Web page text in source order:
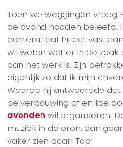
Toen we weggingen vroeg
de avond hadden beleefd.
achteraf dat hij dat vast
wil weten wat er in de zaak
aan het werk is. Zijn
eigenlijk zo dat ik mijn
Waarop hij antwoordde dat
de verbouwing af en toe
avonden wil organiseren.
muziek in de oren, dan
vaker zien daar! Top!